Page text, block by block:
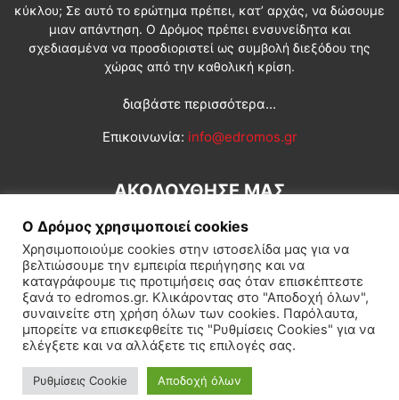
κύκλου; Σε αυτό το ερώτημα πρέπει, κατ’ αρχάς, να δώσουμε
μιαν απάντηση. Ο Δρόμος πρέπει ενσυνείδητα και
σχεδιασμένα να προσδιοριστεί ως συμβολή διεξόδου της
χώρας από την καθολική κρίση.
διαβάστε περισσότερα...
Επικοινωνία: info@edromos.gr
ΑΚΟΛΟΥΘΗΣΕ ΜΑΣ
Εγγραφή συνδρομητή Πολιτική Διεθνή Κοινωνία
Πολιτισμός Αφιερώματα
© Δρόμος της Αριστεράς
Ο Δρόμος χρησιμοποιεί cookies
Χρησιμοποιούμε cookies στην ιστοσελίδα μας για να
βελτιώσουμε την εμπειρία περιήγησης και να
καταγράφουμε τις προτιμήσεις σας όταν επισκέπτεστε
ξανά το edromos.gr. Κλικάροντας στο "Αποδοχή όλων",
συναινείτε στη χρήση όλων των cookies. Παρόλαυτα,
μπορείτε να επισκεφθείτε τις "Ρυθμίσεις Cookies" για να
ελέγξετε και να αλλάξετε τις επιλογές σας.
Ρυθμίσεις Cookie Αποδοχή όλων